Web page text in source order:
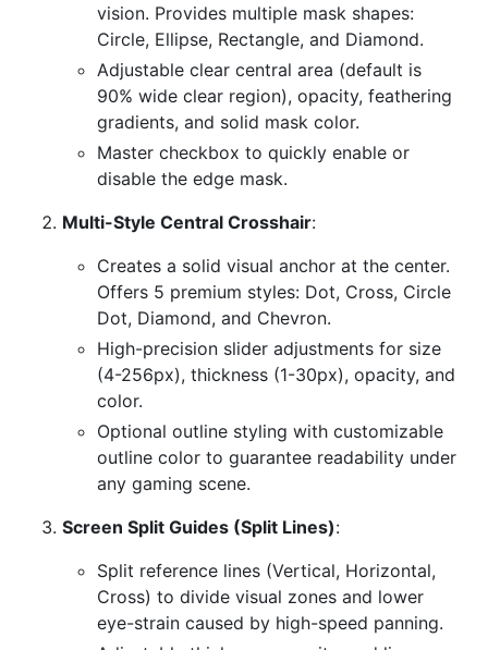
vision. Provides multiple mask shapes:
Circle, Ellipse, Rectangle, and Diamond.
Adjustable clear central area (default is
90% wide clear region), opacity, feathering
gradients, and solid mask color.
Master checkbox to quickly enable or
disable the edge mask.
Multi-Style Central Crosshair:
Creates a solid visual anchor at the center.
Offers 5 premium styles: Dot, Cross, Circle
Dot, Diamond, and Chevron.
High-precision slider adjustments for size
(4-256px), thickness (1-30px), opacity, and
color.
Optional outline styling with customizable
outline color to guarantee readability under
any gaming scene.
Screen Split Guides (Split Lines):
Split reference lines (Vertical, Horizontal,
Cross) to divide visual zones and lower
eye-strain caused by high-speed panning.